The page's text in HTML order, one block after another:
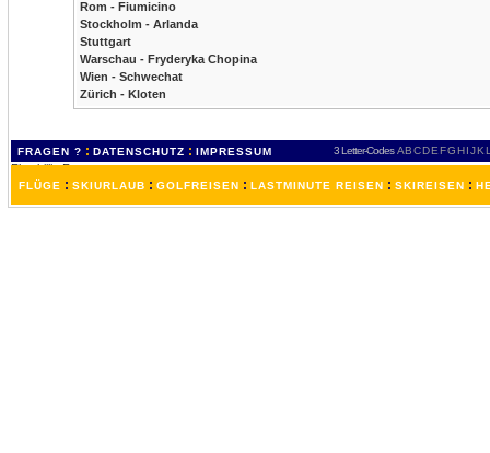
Rom - Fiumicino
Stockholm - Arlanda
Stuttgart
Warschau - Fryderyka Chopina
Wien - Schwechat
Zürich - Kloten
FRAGEN ? : DATENSCHUTZ : IMPRESSUM 3 Letter-Codes ABCDEFGH IJKL
FLÜGE : SKIURLAUB : GOLFREISEN : LASTMINUTE REISEN : SKIREISEN :